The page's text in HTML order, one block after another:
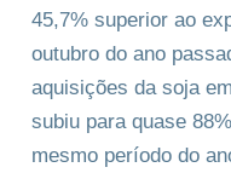
45,7% superior ao
outubro do ano
aquisições da soja
subiu para quase
mesmo período do